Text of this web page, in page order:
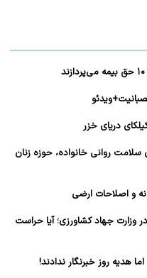
سلامت روانی خانواده، حوزه زنان
و اصلاحات ارضی
جهاد کشاورزی؛ آیا حراست
هدیه روز خبرنگار ندادند!